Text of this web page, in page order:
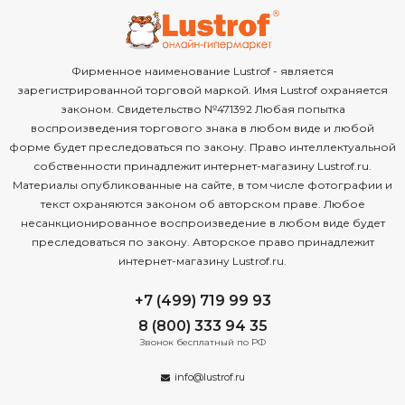
Рожковые Умные
Фирменное наименование Lustrof - является
зарегистрированной торговой маркой. Имя Lustrof охраняется
законом. Свидетельство №471392 Любая попытка
воспроизведения торгового знака в любом виде и любой
форме будет преследоваться по закону. Право интеллектуальной
собственности принадлежит интернет-магазину Lustrof.ru.
Материалы опубликованные на сайте, в том числе фотографии и
текст охраняются законом об авторском праве. Любое
несанкционированное воспроизведение в любом виде будет
преследоваться по закону. Авторское право принадлежит
интернет-магазину Lustrof.ru.
+7 (499) 719 99 93
8 (800) 333 94 35
Звонок бесплатный по РФ
info@lustrof.ru